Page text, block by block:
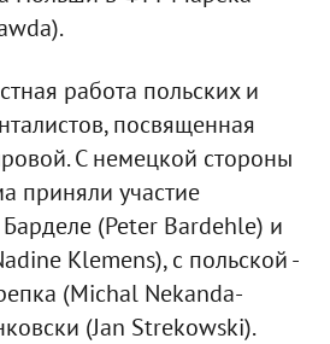
работа польских и
посвященная
С немецкой стороны
приняли участие
(Peter Bardehle) и
Klemens), с польской -
(Michal Nekanda-
(Jan Strekowski).